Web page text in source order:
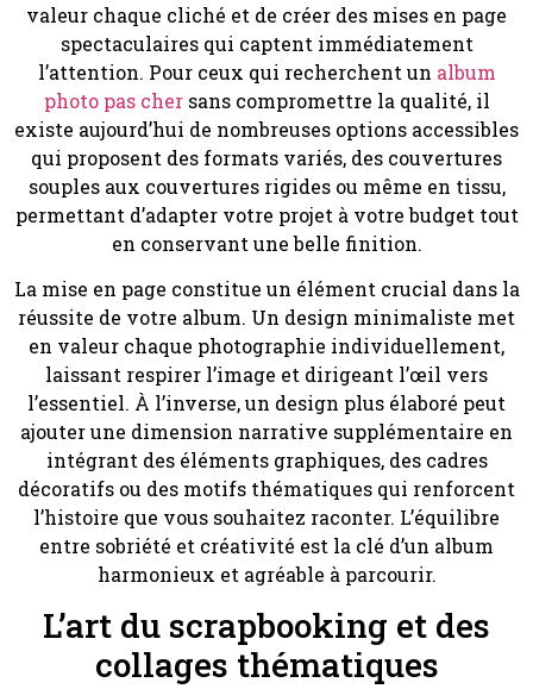
valeur chaque cliché et de créer des mises en page
spectaculaires qui captent immédiatement
l’attention. Pour ceux qui recherchent un album
photo pas chersans compromettre la qualité, il
existe aujourd’hui de nombreuses options accessibles
qui proposent des formats variés, des couvertures
souples aux couvertures rigides ou même en tissu,
permettant d’adapter votre projet à votre budget tout
en conservant une belle finition.
La mise en page constitue un élément crucial dans la
réussite de votre album. Un design minimaliste met
en valeur chaque photographie individuellement,
laissant respirer l’image et dirigeant l’œil vers
l’essentiel. À l’inverse, un design plus élaboré peut
ajouter une dimension narrative supplémentaire en
intégrant des éléments graphiques, des cadres
décoratifs ou des motifs thématiques qui renforcent
l’histoire que vous souhaitez raconter. L’équilibre
entre sobriété et créativité est la clé d’un album
harmonieux et agréable à parcourir.
L’art du scrapbooking et des
collages thématiques